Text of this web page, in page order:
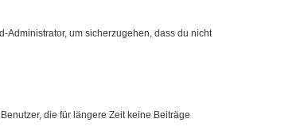
Administrator, um sicherzugehen, dass du nicht
die für längere Zeit keine Beiträge